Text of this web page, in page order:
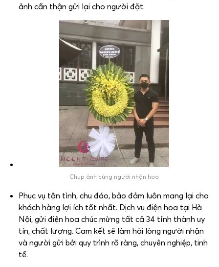
ảnh cẩn thận gửi lại cho người đặt.
Chụp ảnh cùng người nhận hoa
Phục vụ tận tình, chu đáo, bảo đảm luôn mang lại cho
khách hàng lợi ích tốt nhất. Dịch vụ điện hoa tại Hà
Nội, gửi điện hoa chúc mừng tất cả 34 tỉnh thành uy
tín, chất lượng. Cam kết sẽ làm hài lòng người nhận
và người gửi bởi quy trình rõ ràng, chuyên nghiệp, tinh
tế.